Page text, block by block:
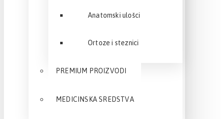
Anatomski ulošci
Ortoze i steznici
PREMIUM PROIZVODI
MEDICINSKA SREDSTVA